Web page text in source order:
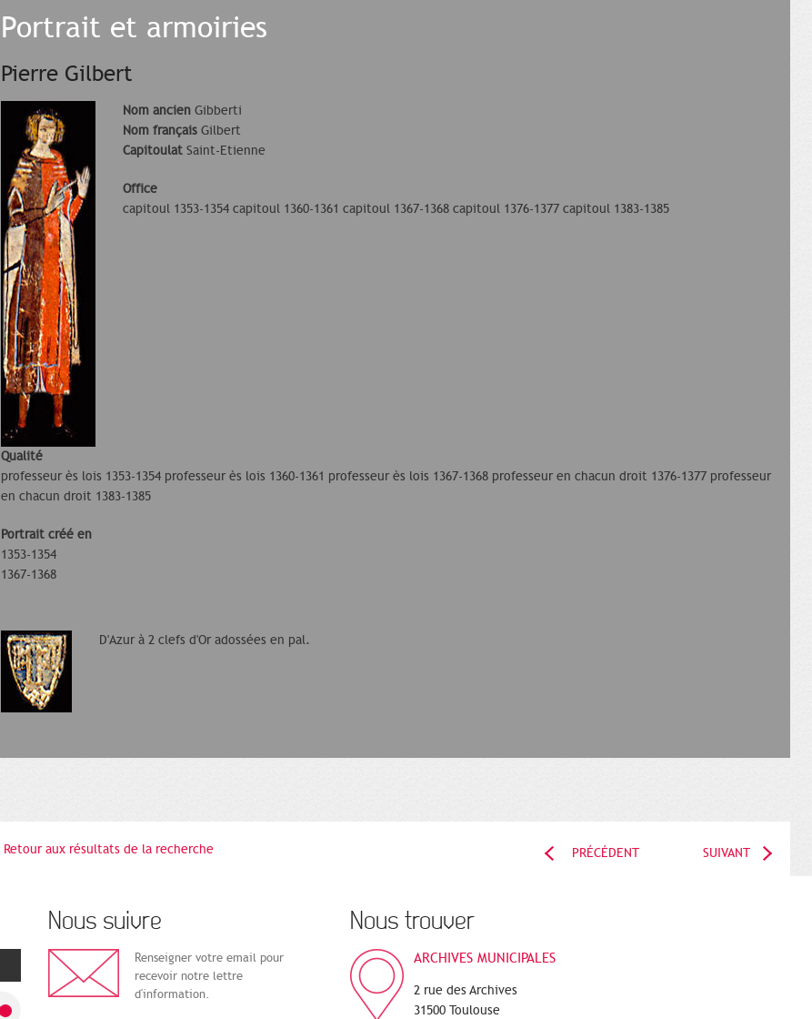
Portrait et armoiries
Pierre Gilbert
Nom ancienGibberti
Nom françaisGilbert
CapitoulatSaint-Etienne
Office
capitoul 1353-1354 capitoul 1360-1361 capitoul 1367-1368 capitoul 1376-1377 capitoul 1383-1385
Qualité
professeur ès lois 1353-1354 professeur ès lois 1360-1361 professeur ès lois 1367-1368 professeur en chacun droit 1376-1377 professeur
en chacun droit 1383-1385
Portrait créé en
1353-1354
1367-1368
D'Azur à 2 clefs d'Or adossées en pal.
Retour aux résultats de la recherche PRÉCÉDENT SUIVANT
Nous suivre
Renseigner votre email pour
recevoir notre lettre
d'information.
Nous trouver
ARCHIVES MUNICIPALES
2 rue des Archives
31500 Toulouse